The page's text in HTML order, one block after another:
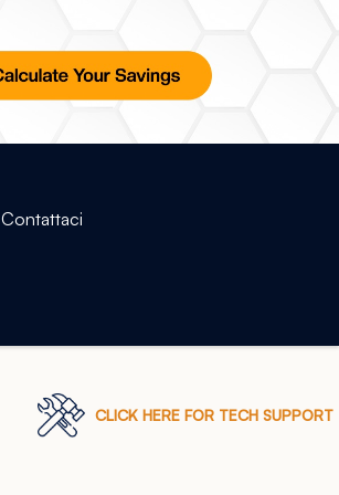
Contattaci
CLICK HERE FOR TECH SUPPORT